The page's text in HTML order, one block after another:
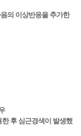
의 이상반응을 추가한
후 심근경색이 발생했